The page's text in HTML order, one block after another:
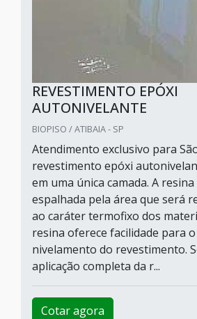
REVESTIMENTO EPÓXI
AUTONIVELANTE
BIOPISO / ATIBAIA - SP
Atendimento exclusivo para
revestimento epóxi
em uma única camada. A
espalhada pela área que será
ao caráter termofixo dos
resina oferece facilidade para
nivelamento do revestimento.
aplicação completa da r...
Cotar agora